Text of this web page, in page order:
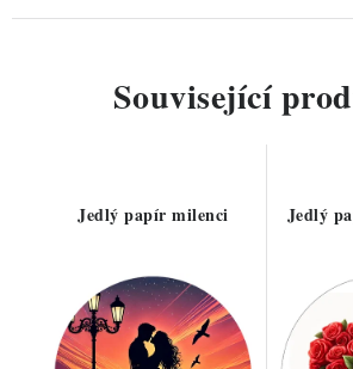
Související
Jedlý papír milenci Jedlý